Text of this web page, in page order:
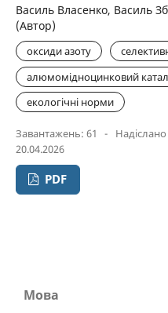
Василь Власенко, Василь
(Автор)
оксиди азоту
алюмомідноцинковий
екологічні норми
Завантажень: 61 -
20.04.2026
PDF
Мова